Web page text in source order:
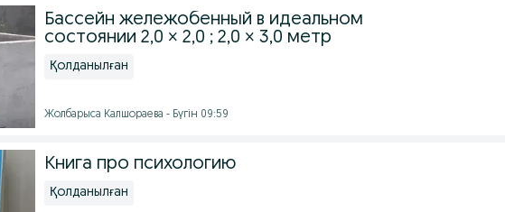
Бассейн жележобенный в идеальном
состоянии 2,0 × 2,0 ; 2,0 × 3,0 метр
Қолданылған
Жолбарыса Калшораева - Бүгін 09:59
Книга про психологию
Қолданылған